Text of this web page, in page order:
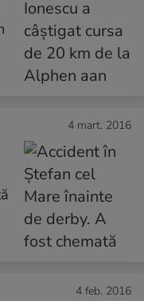
4 mart. 2016
4 feb. 2016